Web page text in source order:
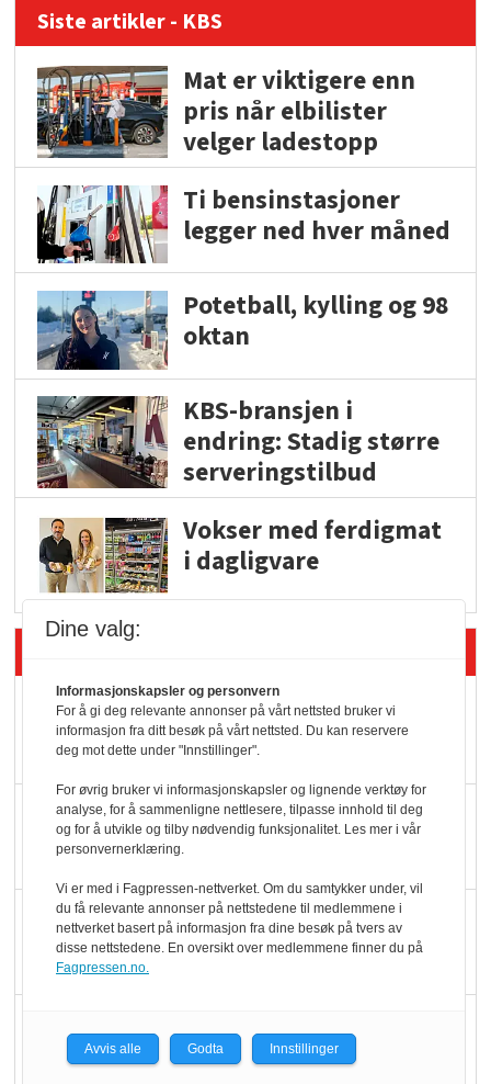
Siste artikler - KBS
Mat er viktigere enn
pris når elbilister
velger ladestopp
Ti bensinstasjoner
legger ned hver måned
Potetball, kylling og 98
oktan
KBS-bransjen i
endring: Stadig større
serveringstilbud
Vokser med ferdigmat
i dagligvare
Rema-flaggskip
dundrer videre
Slik opprettholdes
ølsalget
Færre varer, men fulle
hyller
KI lager mat i butikken
Dine valg:
Informasjonskapsler og personvern
For å gi deg relevante annonser på vårt nettsted bruker vi
informasjon fra ditt besøk på vårt nettsted. Du kan reservere
deg mot dette under "Innstillinger".
For øvrig bruker vi informasjonskapsler og lignende verktøy for
analyse, for å sammenligne nettlesere, tilpasse innhold til deg
og for å utvikle og tilby nødvendig funksjonalitet. Les mer i vår
personvernerklæring.
Vi er med i Fagpressen-nettverket. Om du samtykker under, vil
du få relevante annonser på nettstedene til medlemmene i
nettverket basert på informasjon fra dine besøk på tvers av
disse nettstedene. En oversikt over medlemmene finner du på
Fagpressen.no.
Avvis alle Godta Innstillinger